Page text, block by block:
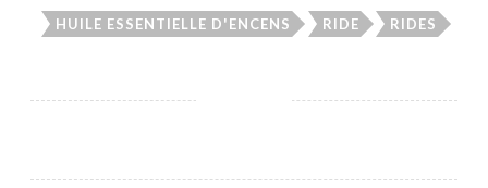
HUILE ESSENTIELLE D'ENCENS RIDE RIDES